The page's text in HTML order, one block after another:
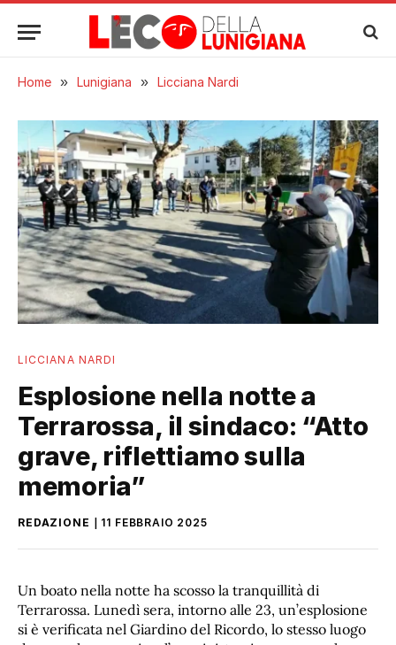
Home » Lunigiana » Licciana Nardi
LICCIANA NARDI
Esplosione nella notte a
Terrarossa, il sindaco: “Atto
grave, riflettiamo sulla
memoria”
REDAZIONE 11 FEBBRAIO 2025
Un boato nella notte ha scosso la tranquillità di
Terrarossa. Lunedì sera, intorno alle 23, un’esplosione
si è verificata nel Giardino del Ricordo, lo stesso luogo